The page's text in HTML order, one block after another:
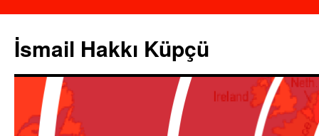
İsmail Hakkı Küpçü